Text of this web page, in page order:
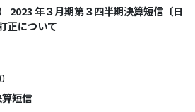
2023 年３月期第３四半期決算短信〔日
正について
短信